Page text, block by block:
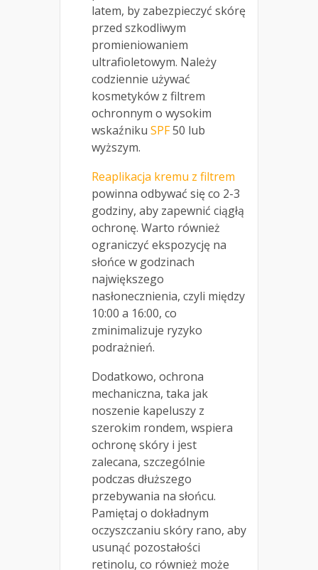
latem, by zabezpieczyć skórę
przed szkodliwym
promieniowaniem
ultrafioletowym. Należy
codziennie używać
kosmetyków z filtrem
ochronnym o wysokim
wskaźniku SPF50 lub
wyższym.
Reaplikacja kremu z filtrem
powinna odbywać się co 2-3
godziny, aby zapewnić ciągłą
ochronę. Warto również
ograniczyć ekspozycję na
słońce w godzinach
największego
nasłonecznienia, czyli między
10:00 a 16:00, co
zminimalizuje ryzyko
podrażnień.
Dodatkowo, ochrona
mechaniczna, taka jak
noszenie kapeluszy z
szerokim rondem, wspiera
ochronę skóry i jest
zalecana, szczególnie
podczas dłuższego
przebywania na słońcu.
Pamiętaj o dokładnym
oczyszczaniu skóry rano, aby
usunąć pozostałości
retinolu, co również może